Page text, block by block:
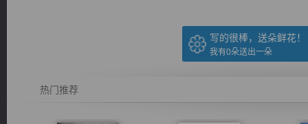
写的很棒，送朵鲜花！
我有0朵送出一朵
热门推荐